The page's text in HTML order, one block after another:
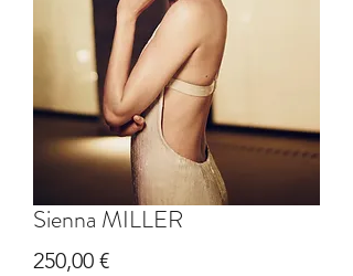
Sienna MILLER
250,00 €Prix